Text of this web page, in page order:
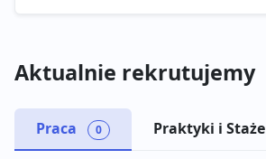
Aktualnie rekrutujemy
Praca 0 Praktyki i Staże